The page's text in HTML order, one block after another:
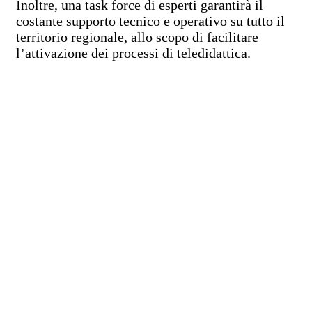
Inoltre, una task force di esperti garantirà il
costante supporto tecnico e operativo su tutto il
territorio regionale, allo scopo di facilitare
l’attivazione dei processi di teledidattica.